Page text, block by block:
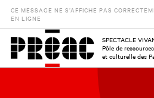
CE MESSAGE NE S’AFFICHE PAS
EN LIGNE
SPECTACLE
Pôle de
et culturelle des